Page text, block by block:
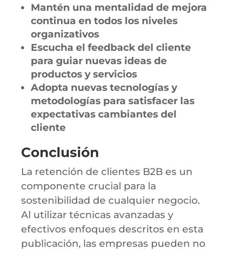
Mantén una mentalidad de mejora
continua en todos los niveles
organizativos
Escucha el feedback del cliente
para guiar nuevas ideas de
productos y servicios
Adopta nuevas tecnologías y
metodologías para satisfacer las
expectativas cambiantes del
cliente
Conclusión
La retención de clientes B2B es un
componente crucial para la
sostenibilidad de cualquier negocio.
Al utilizar técnicas avanzadas y
efectivos enfoques descritos en esta
publicación, las empresas pueden no